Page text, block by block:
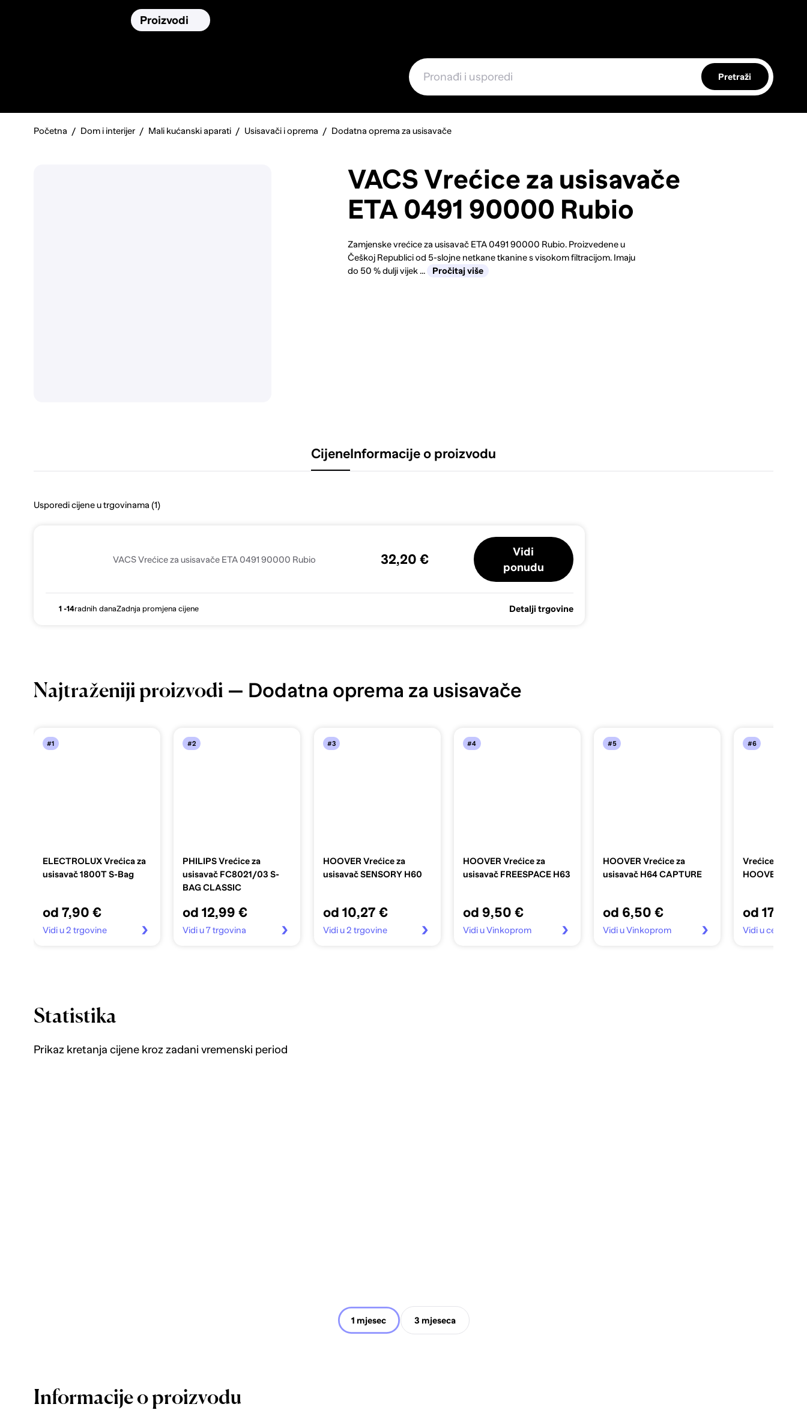
Proizvodi
Pretraži
Početna Dom i interijer Mali kućanski aparati Usisavači i oprema Dodatna oprema za usisavače
VACS Vrećice za usisavače
ETA 0491 90000 Rubio
Zamjenske vrećice za usisavač ETA 0491 90000 Rubio. Proizvedene u
Češkoj Republici od 5-slojne netkane tkanine s visokom filtracijom. Imaju
do 50 % dulji vijek ...
Pročitaj više
CijeneInformacije o proizvodu
Usporedi cijene u trgovinama (1)
VACS Vrećice za usisavače ETA 0491 90000 Rubio 32,20 €
Vidi
ponudu
1 -14radnih danaZadnja promjena cijene Detalji trgovine
Najtraženiji proizvodi — Dodatna oprema za usisavače
#1
ELECTROLUX Vrećica za
usisavač 1800T S-Bag
od 7,90 €
Vidi u 2 trgovine
#2
PHILIPS Vrećice za
usisavač FC8021/03 S-
BAG CLASSIC
od 12,99 €
Vidi u 7 trgovina
#3
HOOVER Vrećice za
usisavač SENSORY H60
od 10,27 €
Vidi u 2 trgovine
#4
HOOVER Vrećice za
usisavač FREESPACE H63
od 9,50 €
Vidi u Vinkoprom
#5
HOOVER Vrećice za
usisavač H64 CAPTURE
od 6,50 €
Vidi u Vinkoprom
#6
Vrećice za
HOOVER H64
od 17,12 €
Vidi u centar
Statistika
Prikaz kretanja cijene kroz zadani vremenski period
1 mjesec 3 mjeseca
Informacije o proizvodu